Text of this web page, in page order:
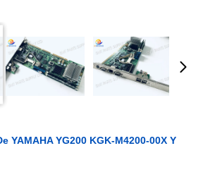
YAMAHA YG200 KGK-M4200-00X Y